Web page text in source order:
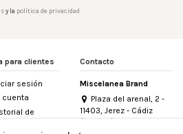
y la política de privacidad
para clientes
sesión
cuenta
de
Contacto
Miscelanea Brand
Plaza del arenal, 2 -
11403, Jerez - Cádiz
(España)